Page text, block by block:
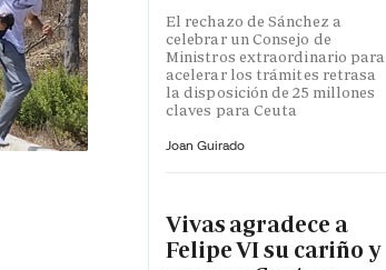
El rechazo de Sánchez a
celebrar un Consejo de
Ministros extraordinario para
acelerar los trámites retrasa
la disposición de 25 millones
claves para Ceuta
Joan Guirado
Vivas agradece a
Felipe VI su cariño y